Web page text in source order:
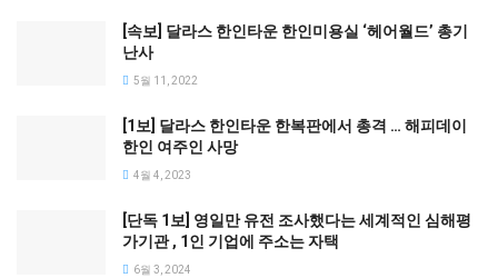
[속보] 달라스 한인타운 한인미용실 ‘헤어월드’ 총기
난사
5월 11, 2022
[1보] 달라스 한인타운 한복판에서 총격 … 해피데이
한인 여주인 사망
4월 4, 2023
[단독 1보] 영일만 유전 조사했다는 세계적인 심해평
가기관 , 1인 기업에 주소는 자택
6월 3, 2024